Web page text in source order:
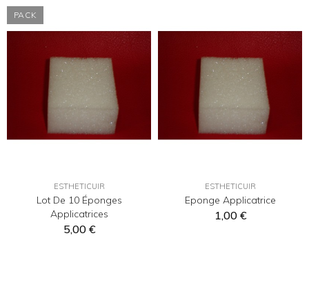
PACK
ESTHETICUIR
Lot De 10 Éponges
Applicatrices
5,00 €
ESTHETICUIR
Eponge Applicatrice
1,00 €